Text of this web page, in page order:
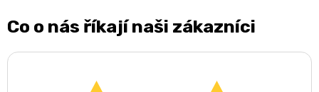
Co o nás říkají naši zákazníci